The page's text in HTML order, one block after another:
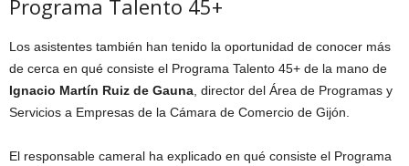
Programa Talento 45+
Los asistentes también han tenido la oportunidad de conocer más
de cerca en qué consiste el Programa Talento 45+ de la mano de
Ignacio Martín Ruiz de Gauna, director del Área de Programas y
Servicios a Empresas de la Cámara de Comercio de Gijón.
El responsable cameral ha explicado en qué consiste el Programa